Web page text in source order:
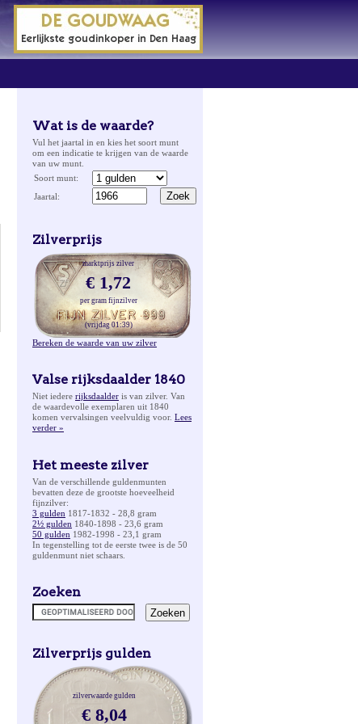
Wat is de waarde?
Vul het jaartal in en kies het soort munt
om een indicatie te krijgen van de waarde
van uw munt.
Soort munt:
Jaartal:
Zilverprijs
marktprijs zilver
€ 1,72
per gram fijnzilver
(vrijdag 01:39)
Bereken de waarde van uw zilver
Valse rijksdaalder 1840
Niet iedere rijksdaalder is van zilver. Van
de waardevolle exemplaren uit 1840
komen vervalsingen veelvuldig voor. Lees
verder »
Het meeste zilver
Van de verschillende guldenmunten
bevatten deze de grootste hoeveelheid
fijnzilver:
3 gulden 1817-1832 - 28,8 gram
2½ gulden 1840-1898 - 23,6 gram
50 gulden 1982-1998 - 23,1 gram
In tegenstelling tot de eerste twee is de 50
guldenmunt niet schaars.
Zoeken
Zilverprijs gulden
zilverwaarde gulden
€ 8,04